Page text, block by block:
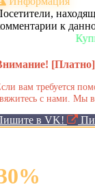
к
Купить
[Платно]
вам требуется
с нами. Мы
в VK!
%